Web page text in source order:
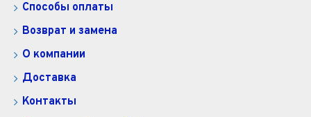
Способы оплаты
Возврат и замена
О компании
Доставка
Контакты